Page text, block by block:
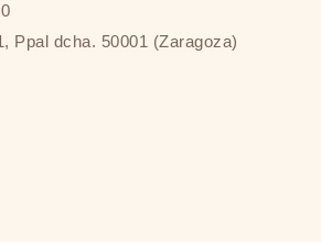
Ppal dcha. 50001 (Zaragoza)